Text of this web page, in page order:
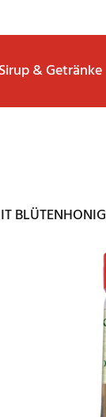
Sirup & Getränke
BLÜTENHONIG